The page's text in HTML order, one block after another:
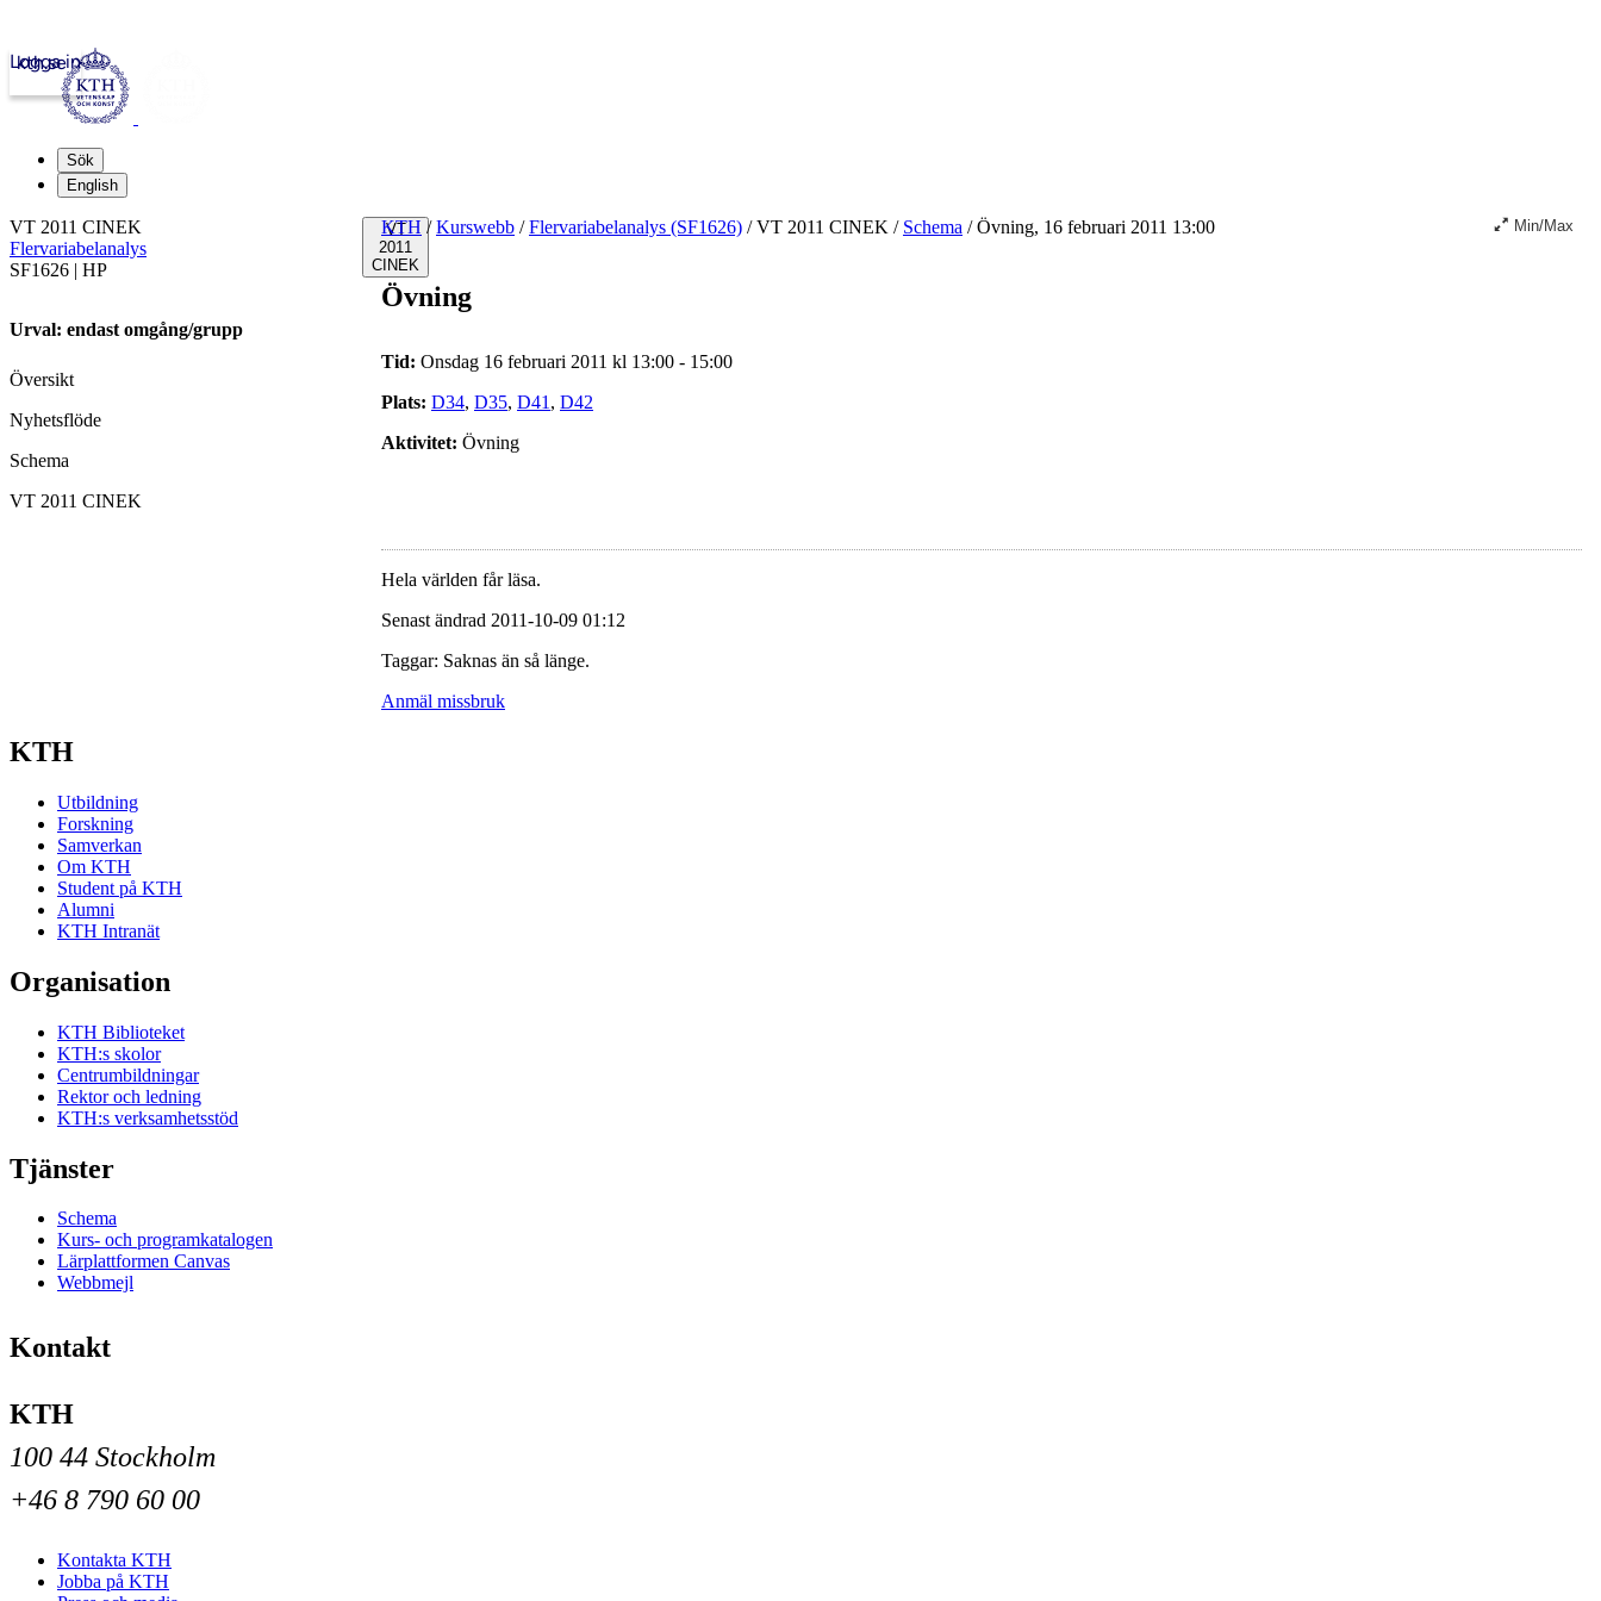
kth.se
Logga in
Sök
English
VT
2011
CINEK
KTH / Kurswebb / Flervariabelanalys (SF1626) /VT 2011 CINEK / Schema /Övning, 16 februari 2011 13:00 Min/Max
Övning
Tid: Onsdag 16 februari 2011 kl 13:00 - 15:00
Plats: D34, D35, D41 , D42
Aktivitet: Övning
Hela världen får läsa.
Senast ändrad 2011-10-09 01:12
Taggar: Saknas än så länge.
Anmäl missbruk
VT 2011 CINEK
Flervariabelanalys
SF1626 | HP
Urval: endast omgång/grupp
Översikt
Nyhetsflöde
Schema
VT 2011 CINEK
KTH
Utbildning
Forskning
Samverkan
Om KTH
Student på KTH
Alumni
KTH Intranät
Organisation
KTH Biblioteket
KTH:s skolor
Centrumbildningar
Rektor och ledning
KTH:s verksamhetsstöd
Tjänster
Schema
Kurs- och programkatalogen
Lärplattformen Canvas
Webbmejl
Kontakt
KTH
100 44 Stockholm
+46 8 790 60 00
Kontakta KTH
Jobba på KTH